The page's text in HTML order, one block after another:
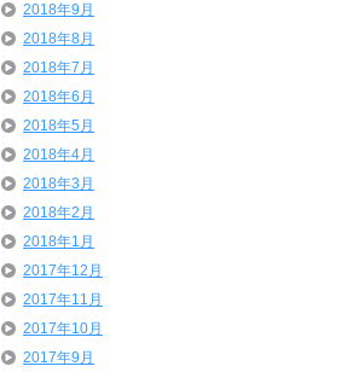
2018年9月
2018年8月
2018年7月
2018年6月
2018年5月
2018年4月
2018年3月
2018年2月
2018年1月
2017年12月
2017年11月
2017年10月
2017年9月